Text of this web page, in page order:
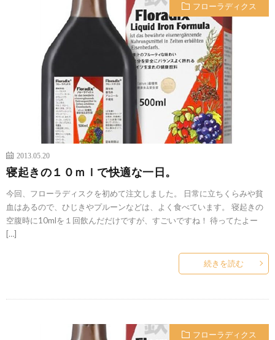
フローラディクス
2013.05.20
寝起きの１０ｍｌで快適な一日。
今回、フローラディスクを初めて注文しました。 日常に立ちくらみや貧
血はあるので、ひじきやプルーンなどは、よく食べています。 寝起きの
空腹時に10mlを１回飲んだだけですが、すごいですね！ 待ってたよー
[…]
続きを読む
フローラディクス